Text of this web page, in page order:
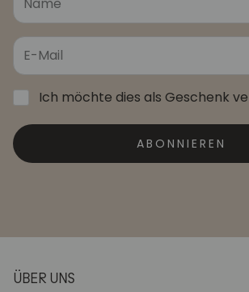
Ich möchte dies als Geschenk
ABONNIEREN
ÜBER UNS